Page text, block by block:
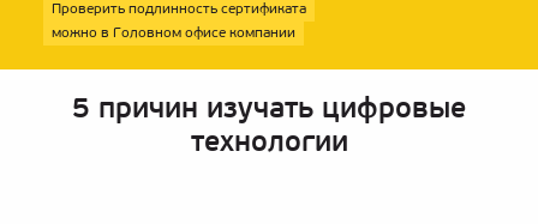
Проверить подлинность сертификата
можно в Головном офисе компании
5 причин изучать цифровые
технологии